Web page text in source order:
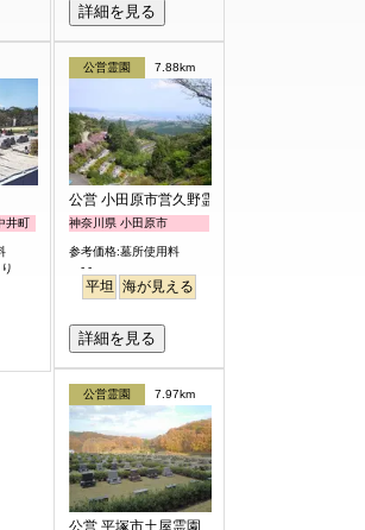
詳細を見る
井町
公営霊園 7.88km
公営 小田原市営久野霊園
神奈川県 小田原市
参考価格:墓所使用料
- -
平坦 海が見える
詳細を見る
公営霊園 7.97km
公営 平塚市土屋霊園